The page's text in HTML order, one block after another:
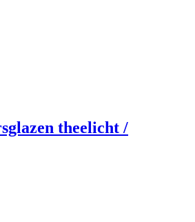
theelicht /